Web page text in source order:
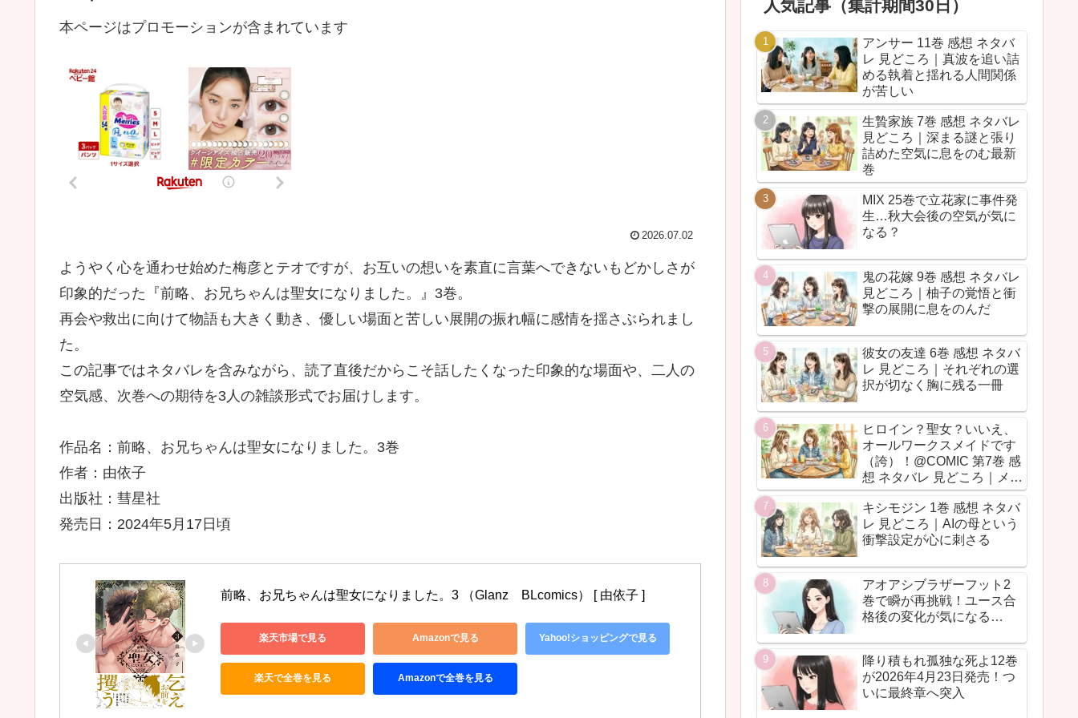
本ページはプロモーションが含まれています
2026.07.02
ようやく心を通わせ始めた梅彦とテオですが、お互いの想いを素直に言葉へできないもどかしさが
印象的だった『前略、お兄ちゃんは聖女になりました。』3巻。
再会や救出に向けて物語も大きく動き、優しい場面と苦しい展開の振れ幅に感情を揺さぶられまし
た。
この記事ではネタバレを含みながら、読了直後だからこそ話したくなった印象的な場面や、二人の
空気感、次巻への期待を3人の雑談形式でお届けします。
作品名：前略、お兄ちゃんは聖女になりました。3巻
作者：由依子
出版社：彗星社
発売日：2024年5月17日頃
前略、お兄ちゃんは聖女になりました。3 （Glanz　BLcomics） [ 由依子 ]
楽天市場で見る Amazonで見る Yahoo!ショッピングで見る
楽天で全巻を見る Amazonで全巻を見る
人気記事（集計期間30日）
アンサー 11巻 感想 ネタバ
レ 見どころ｜真波を追い詰
める執着と揺れる人間関係
が苦しい
生贄家族 7巻 感想 ネタバレ
見どころ｜深まる謎と張り
詰めた空気に息をのむ最新
巻
MIX 25巻で立花家に事件発
生…秋大会後の空気が気に
なる？
鬼の花嫁 9巻 感想 ネタバレ
見どころ｜柚子の覚悟と衝
撃の展開に息をのんだ
彼女の友達 6巻 感想 ネタバ
レ 見どころ｜それぞれの選
択が切なく胸に残る一冊
ヒロイン？聖女？いいえ、
オールワークスメイドです
（誇）！@COMIC 第7巻 感
想 ネタバレ 見どころ｜メイ
ド魂が今回も全力だった
キシモジン 1巻 感想 ネタバ
レ 見どころ｜AIの母という
衝撃設定が心に刺さる
アオアシブラザーフット2
巻で瞬が再挑戦！ユース合
格後の変化が気になる…
降り積もれ孤独な死よ12巻
が2026年4月23日発売！つ
いに最終章へ突入